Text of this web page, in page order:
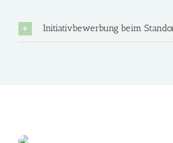
Initiativbewerbung beim